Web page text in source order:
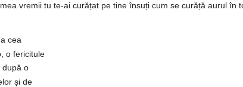
vremii tu te-ai curățat pe tine însuți cum se curăță aurul în
cea
o fericitule
după o
și de